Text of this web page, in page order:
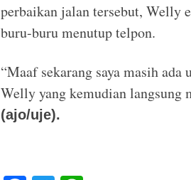
perbaikan jalan tersebut, Welly
buru-buru menutup telpon.
“Maaf sekarang saya masih ada
Welly yang kemudian langsung
(ajo/uje).